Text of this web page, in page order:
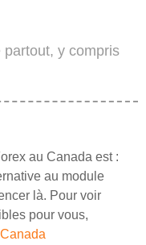
y compris
au Canada est :
au module
là. Pour voir
pour vous,